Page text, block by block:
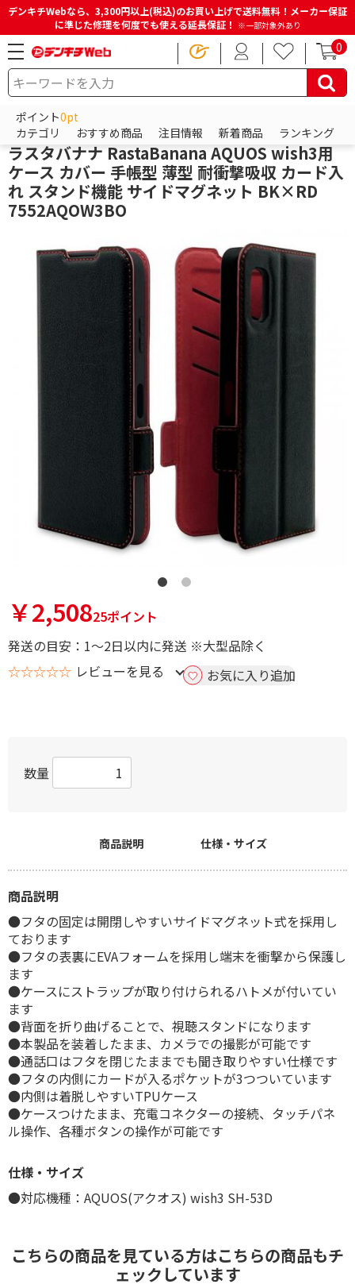
デンキチWebなら、3,300円以上(税込)のお買い上げで送料無料！メーカー保証
に準じた修理を何度でも使える延長保証！ ※一部対象外あり
0
ポイント0pt
カテゴリ
おすすめ商品 注目情報 新着商品 ランキング
HOME 商品一覧ページ スマホアクセサリー
テレホンリース
ラスタバナナ RastaBanana AQUOS wish3用
ケース カバー 手帳型 薄型 耐衝撃吸収 カード入
れ スタンド機能 サイドマグネット BK×RD
7552AQOW3BO
￥2,50825ポイント
発送の目安：1～2日以内に発送 ※大型品除く
☆☆☆☆☆ レビューを見る お気に入り追加
数量
商品説明 仕様・サイズ
商品説明
●フタの固定は開閉しやすいサイドマグネット式を採用し
ております
●フタの表裏にEVAフォームを採用し端末を衝撃から保護し
ます
●ケースにストラップが取り付けられるハトメが付いてい
ます
●背面を折り曲げることで、視聴スタンドになります
●本製品を装着したまま、カメラでの撮影が可能です
●通話口はフタを閉じたままでも聞き取りやすい仕様です
●フタの内側にカードが入るポケットが3つついています
●内側は着脱しやすいTPUケース
●ケースつけたまま、充電コネクターの接続、タッチパネ
ル操作、各種ボタンの操作が可能です
仕様・サイズ
●対応機種：AQUOS(アクオス) wish3 SH-53D
こちらの商品を見ている方はこちらの商品もチ
ェックしています